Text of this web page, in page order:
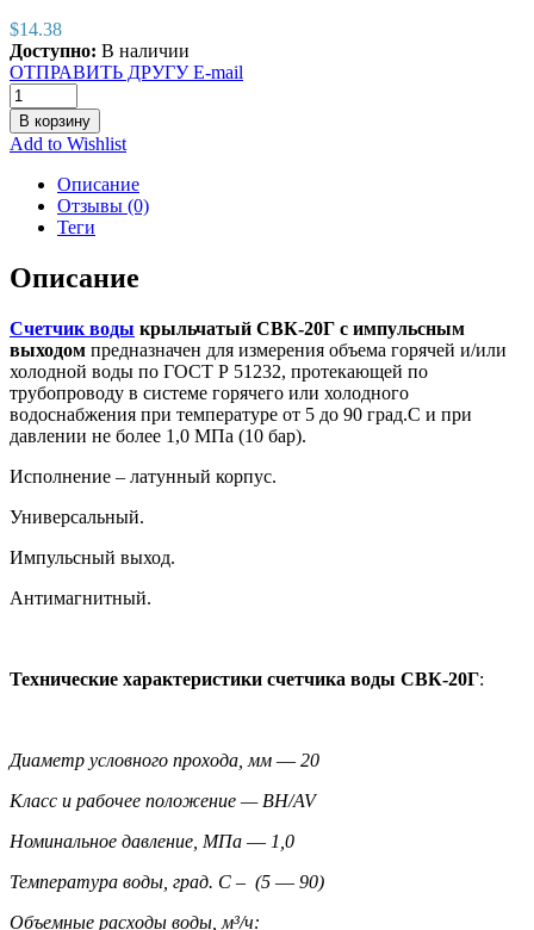
$14.38
Доступно: В наличии
ОТПРАВИТЬ ДРУГУ E-mail
В корзину
Add to Wishlist
Описание
Отзывы (0)
Теги
Описание
Счетчик воды крыльчатый СВК-20Г с импульсным
выходом предназначен для измерения объема горячей и/или
холодной воды по ГОСТ Р 51232, протекающей по
трубопроводу в системе горячего или холодного
водоснабжения при температуре от 5 до 90 град.С и при
давлении не более 1,0 МПа (10 бар).
Исполнение – латунный корпус.
Универсальный.
Импульсный выход.
Антимагнитный.
Технические характеристики счетчика воды СВК-20Г:
Диаметр условного прохода, мм ― 20
Класс и рабочее положение — BH/AV
Номинальное давление, МПа ― 1,0
Температура воды, град. С – (5 ― 90)
Объемные расходы воды, м³/ч: